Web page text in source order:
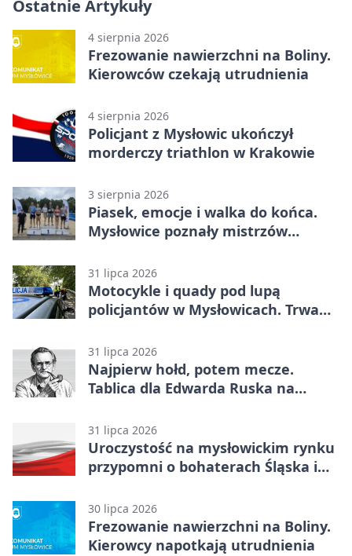
Ostatnie Artykuły
4 sierpnia 2026
Frezowanie nawierzchni na Boliny.
Kierowców czekają utrudnienia
4 sierpnia 2026
Policjant z Mysłowic ukończył
morderczy triathlon w Krakowie
3 sierpnia 2026
Piasek, emocje i walka do końca.
Mysłowice poznały mistrzów
31 lipca 2026
Motocykle i quady pod lupą
policjantów w Mysłowicach. Trwa
31 lipca 2026
Najpierw hołd, potem mecze.
Tablica dla Edwarda Ruska na
31 lipca 2026
Uroczystość na mysłowickim rynku
przypomni o bohaterach Śląska i
30 lipca 2026
Frezowanie nawierzchni na Boliny.
Kierowcy napotkają utrudnienia